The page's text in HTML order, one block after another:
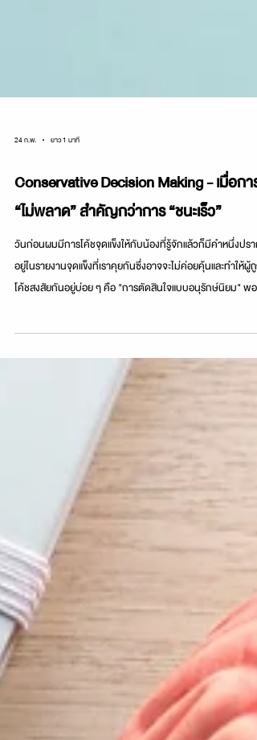
24 ก.พ. ยาว 1 นาที
Conservative Decision Making - เมื่อการ
“ไม่พลาด” สำคัญกว่าการ “ชนะเร็ว”
วันก่อนผมมีการโค้ชจุดแข็งให้กับน้องที่รู้จักแล้วก็มีคำหนึ่งปราก
โค้ชสงสัยกันอยู่บ่อย ๆ คือ "การตัดสินใจแบบอนุรักษ์นิยม" พอมี
คำว่า "อนุรักษ์นิยม" เลยอาจจะทำให้หลายคนมีภาพในเชิงลบกัน
อยู่เสียหน่อยแต่เอาจริง ๆ แล้ว "การตัดสินใจแบบอนุรักษ์นิยม" ห
Conservative Decision Making นั้นก็มีคอนเซปต์ที่มีคุณค่าแ
เป็นประโยชน์อยู่ไม่น้อย (มันถึงถูกหยิบมาแนะนำในรายงานการ
พัฒนาจุดแข็งนั่นแหละ) เลยขอหยิบมาอธิบายกันในโพสต์นี้ให้